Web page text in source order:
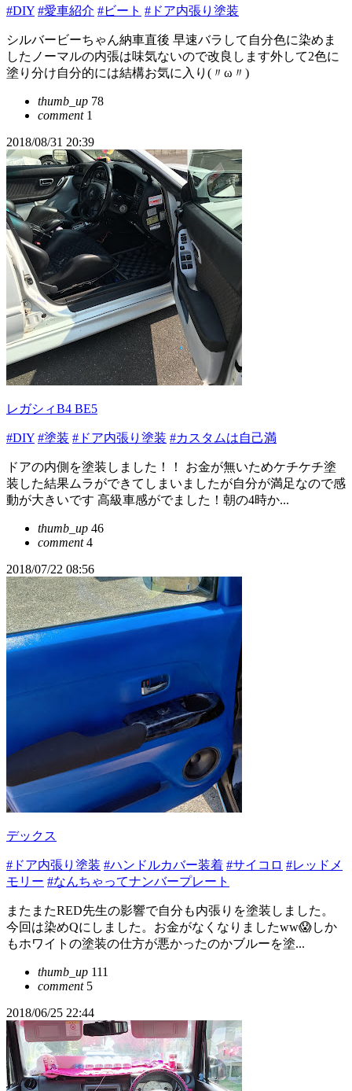
#DIY #愛車紹介 #ビート #ドア内張り塗装
シルバービーちゃん納車直後 早速バラして自分色に染めま
したノーマルの内張は味気ないので改良します外して2色に
塗り分け自分的には結構お気に入り(〃ω〃)
thumb_up 78
comment1
2018/08/31 20:39
レガシィB4 BE5
#DIY #塗装 #ドア内張り塗装 #カスタムは自己満
ドアの内側を塗装しました！！ お金が無いためケチケチ塗
装した結果ムラができてしまいましたが自分が満足なので感
動が大きいです 高級車感がでました！朝の4時か...
thumb_up 46
comment4
2018/07/22 08:56
デックス
#ドア内張り塗装 #ハンドルカバー装着 #サイコロ #レッドメ
モリー #なんちゃってナンバープレート
またまたRED先生の影響で自分も内張りを塗装しました。
今回は染めQにしました。お金がなくなりましたww😱しか
もホワイトの塗装の仕方が悪かったのかブルーを塗...
thumb_up 111
comment5
2018/06/25 22:44